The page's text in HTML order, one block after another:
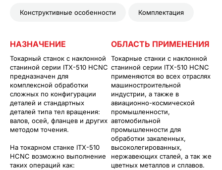
Конструктивные особенности Комплектация
НАЗНАЧЕНИЕ
Токарный станок с наклонной
станиной серии ITX-510 HCNC
предназначен для
комплексной обработки
сложных по конфигурации
деталей и стандартных
деталей типа тел вращения:
валов, осей, фланцев и других
методом точения.
На токарном станке ITX-510
HCNC возможно выполнение
таких операций как:
ОБЛАСТЬ ПРИМЕНЕНИЯ
Токарные станки с наклонной
станиной серии ITX-510 HCNC
применяются во всех отраслях
машиностроительной
индустрии, а также в
авиационно-космической
промышленности,
автомобильной
промышленности для
обработки закаленных,
высоколегированных,
нержавеющих сталей, а так же
цветных металлов и сплавов.